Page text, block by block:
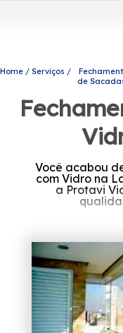
Home Serviços
de
Você acabou
com Vidro na
a Protavi
Está em
Vidro na
com vidro,
de sacadas,
e serviços do
você pode
Protavi Vidros.
de uma forma
mais